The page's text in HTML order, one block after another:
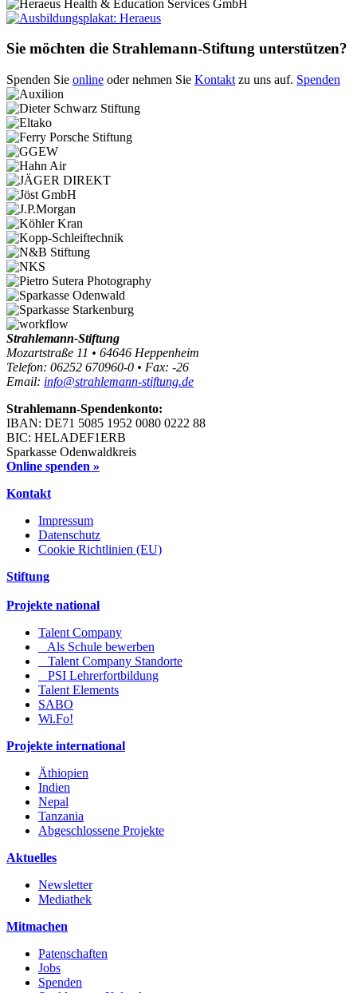
Sie möchten die Strahlemann-Stiftung unterstützen?
Spenden Sie online oder nehmen Sie Kontakt zu uns auf. Spenden
Strahlemann-Stiftung
Mozartstraße 11 • 64646 Heppenheim
Telefon: 06252 670960-0 • Fax: -26
Email: info@strahlemann-stiftung.de
Strahlemann-Spendenkonto:
IBAN: DE71 5085 1952 0080 0222 88
BIC: HELADEF1ERB
Sparkasse Odenwaldkreis
Online spenden »
Kontakt
Impressum
Datenschutz
Cookie Richtlinien (EU)
Stiftung
Projekte national
Talent Company
Als Schule bewerben
Talent Company Standorte
PSI Lehrerfortbildung
Talent Elements
SABO
Wi.Fo!
Projekte international
Äthiopien
Indien
Nepal
Tanzania
Abgeschlossene Projekte
Aktuelles
Newsletter
Mediathek
Mitmachen
Patenschaften
Jobs
Spenden